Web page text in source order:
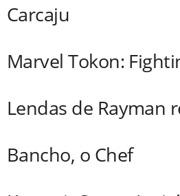
Carcaju
Marvel Tokon:
Lendas de Rayman
Bancho, o Chef